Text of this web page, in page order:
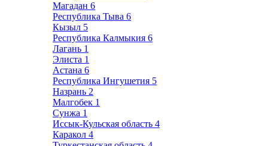
Магадан 6
Республика Тыва 6
Кызыл 5
Республика Калмыкия 6
Лагань 1
Элиста 1
Астана 6
Республика Ингушетия 5
Назрань 2
Малгобек 1
Сунжа 1
Иссык-Кульская область 4
Каракол 4